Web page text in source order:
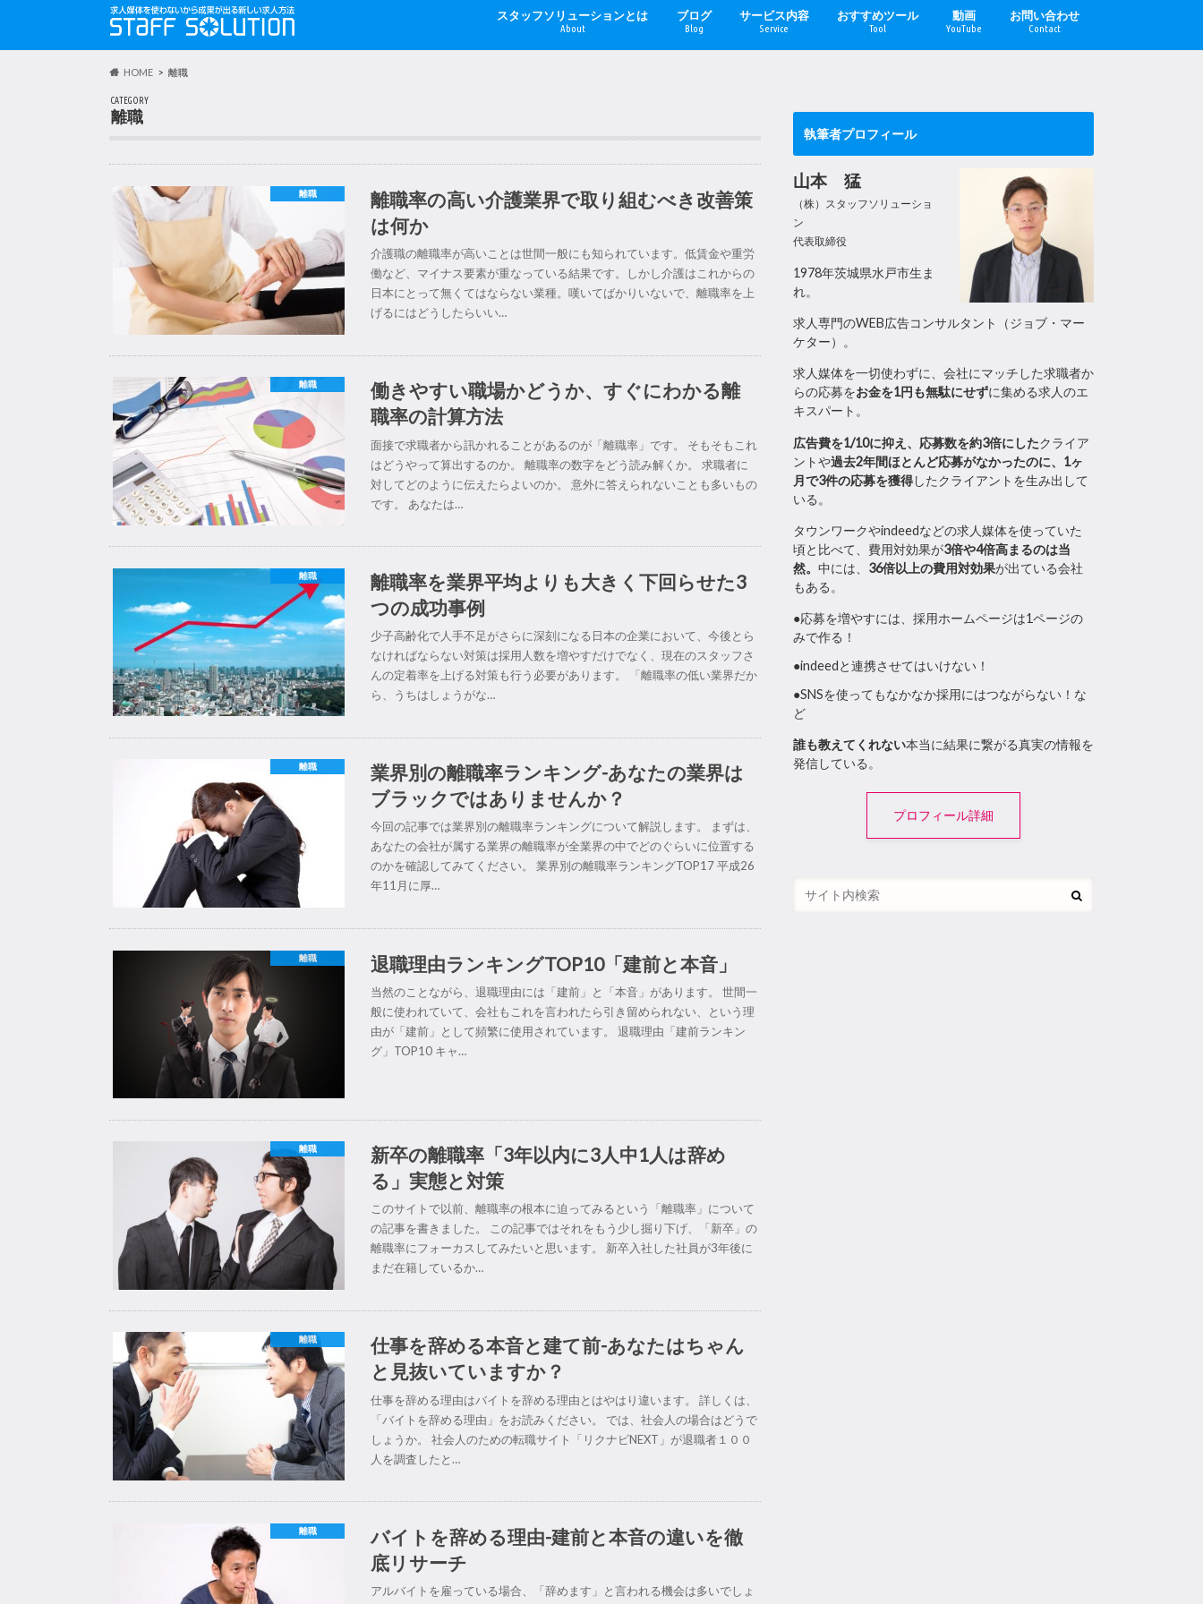
スタッフソリューションとは
About
ブログ
Blog
サービス内容
Service
おすすめツール
Tool
動画
YouTube
お問い合わせ
Contact
HOME 離職
CATEGORY
離職
離職
離職率の高い介護業界で取り組むべき改善策
は何か
介護職の離職率が高いことは世間一般にも知られています。低賃金や重労
働など、マイナス要素が重なっている結果です。しかし介護はこれからの
日本にとって無くてはならない業種。嘆いてばかりいないで、離職率を上
げるにはどうしたらいい…
離職
働きやすい職場かどうか、すぐにわかる離
職率の計算方法
面接で求職者から訊かれることがあるのが「離職率」です。 そもそもこれ
はどうやって算出するのか。 離職率の数字をどう読み解くか。 求職者に
対してどのように伝えたらよいのか。 意外に答えられないことも多いもの
です。 あなたは…
離職
離職率を業界平均よりも大きく下回らせた3
つの成功事例
少子高齢化で人手不足がさらに深刻になる日本の企業において、今後とら
なければならない対策は採用人数を増やすだけでなく、現在のスタッフさ
んの定着率を上げる対策も行う必要があります。 「離職率の低い業界だか
ら、うちはしょうがな…
離職
業界別の離職率ランキング-あなたの業界は
ブラックではありませんか？
今回の記事では業界別の離職率ランキングについて解説します。 まずは、
あなたの会社が属する業界の離職率が全業界の中でどのぐらいに位置する
のかを確認してみてください。 業界別の離職率ランキングTOP17 平成26
年11月に厚…
離職 退職理由ランキングTOP10「建前と本音」
当然のことながら、退職理由には「建前」と「本音」があります。 世間一
般に使われていて、会社もこれを言われたら引き留められない、という理
由が「建前」として頻繁に使用されています。 退職理由「建前ランキン
グ」TOP10 キャ…
離職
新卒の離職率「3年以内に3人中1人は辞め
る」実態と対策
このサイトで以前、離職率の根本に迫ってみるという「離職率」について
の記事を書きました。 この記事ではそれをもう少し掘り下げ、「新卒」の
離職率にフォーカスしてみたいと思います。 新卒入社した社員が3年後に
まだ在籍しているか…
離職
仕事を辞める本音と建て前-あなたはちゃん
と見抜いていますか？
仕事を辞める理由はバイトを辞める理由とはやはり違います。 詳しくは、
「バイトを辞める理由」をお読みください。 では、社会人の場合はどうで
しょうか。 社会人のための転職サイト「リクナビNEXT」が退職者１００
人を調査したと…
離職
バイトを辞める理由-建前と本音の違いを徹
底リサーチ
アルバイトを雇っている場合、「辞めます」と言われる機会は多いでしょ
執筆者プロフィール
山本 猛
（株）スタッフソリューショ
ン
代表取締役
1978年茨城県水戸市生ま
れ。
求人専門のWEB広告コンサルタント（ジョブ・マー
ケター）。
求人媒体を一切使わずに、会社にマッチした求職者か
らの応募をお金を1円も無駄にせずに集める求人のエ
キスパート。
広告費を1/10に抑え、応募数を約3倍にしたクライア
ントや過去2年間ほとんど応募がなかったのに、1ヶ
月で3件の応募を獲得したクライアント を生み出して
いる。
タウンワークやindeedなどの求人媒体を使っていた
頃と比べて、費用対効果が3倍や4倍高まるのは当
然。 中には、 36倍以上の費用対効果が出ている会社
もある。
●応募を増やすには、採用ホームページは1ページの
みで作る！
●indeedと連携させてはいけない！
●SNSを使ってもなかなか採用にはつながらない！な
ど
誰も教えてくれない本当に結果に繋がる真実の情報を
発信している。
プロフィール詳細